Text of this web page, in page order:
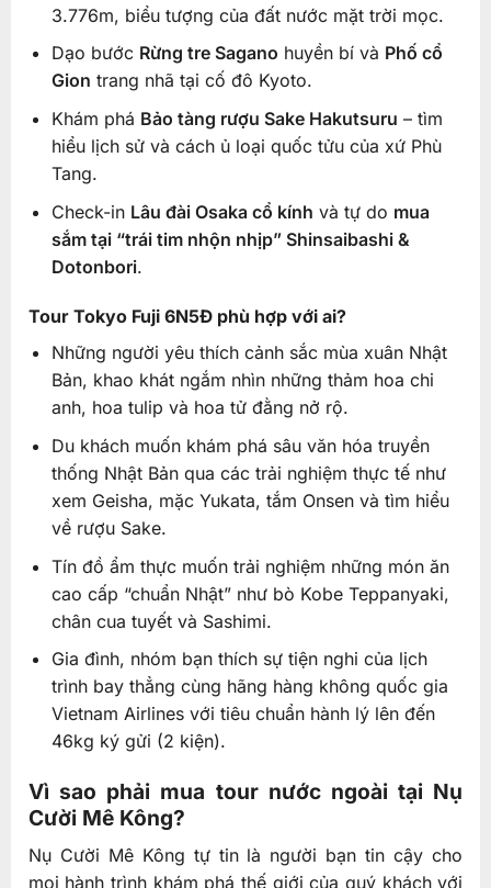
3.776m, biểu tượng của đất nước mặt trời mọc.
Dạo bước Rừng tre Sagano huyền bí và Phố cổ
Gion trang nhã tại cố đô Kyoto.
Khám phá Bảo tàng rượu Sake Hakutsuru – tìm
hiểu lịch sử và cách ủ loại quốc tửu của xứ Phù
Tang.
Check-in Lâu đài Osaka cổ kính và tự do mua
sắm tại “trái tim nhộn nhịp” Shinsaibashi &
Dotonbori.
Tour Tokyo Fuji 6N5Đ phù hợp với ai?
Những người yêu thích cảnh sắc mùa xuân Nhật
Bản, khao khát ngắm nhìn những thảm hoa chi
anh, hoa tulip và hoa tử đằng nở rộ.
Du khách muốn khám phá sâu văn hóa truyền
thống Nhật Bản qua các trải nghiệm thực tế như
xem Geisha, mặc Yukata, tắm Onsen và tìm hiểu
về rượu Sake.
Tín đồ ẩm thực muốn trải nghiệm những món ăn
cao cấp “chuẩn Nhật” như bò Kobe Teppanyaki,
chân cua tuyết và Sashimi.
Gia đình, nhóm bạn thích sự tiện nghi của lịch
trình bay thẳng cùng hãng hàng không quốc gia
Vietnam Airlines với tiêu chuẩn hành lý lên đến
46kg ký gửi (2 kiện).
Vì sao phải mua tour nước ngoài tại Nụ
Cười Mê Kông?
Nụ Cười Mê Kông tự tin là người bạn tin cậy cho
mọi hành trình khám phá thế giới của quý khách với